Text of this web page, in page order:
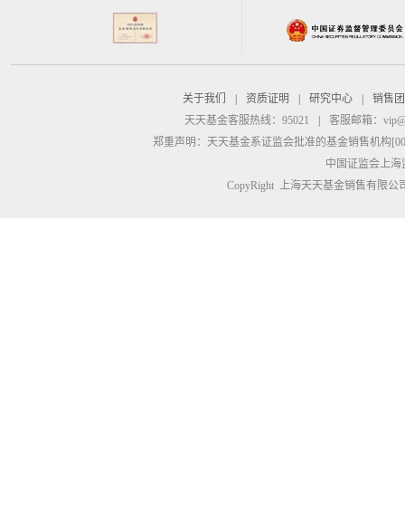
关于我们 资质证明 研究中心
销售
天天基金客服热线：95021
客服邮箱：
郑重声明： 天天基金系证监会批准的基金销售机构
中国证监会上
CopyRight 上海天天基金销售有限